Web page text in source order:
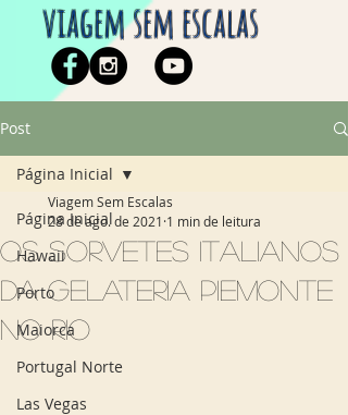
viagem sem escalas
Post
Página Inicial
Hawaii
Porto
Maiorca
Portugal Norte
Las Vegas
Página Inicial
os sorvetes italianos
da Gelateria Piemonte
no rio
Viagem Sem Escalas
28 de ago. de 2021 1 min de leitura